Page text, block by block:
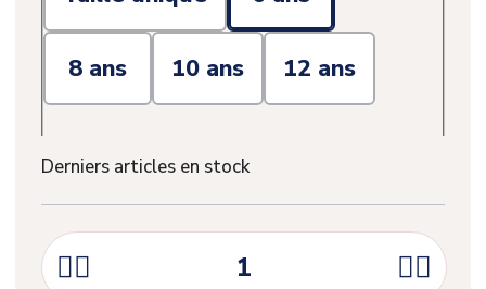
8 ans 10 ans 12 ans
Derniers articles en stock
 